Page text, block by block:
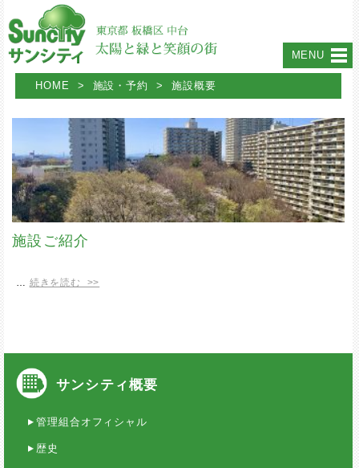
MENU
HOME > 施設・予約 > 施設概要
施設ご紹介
… 続きを読む >>
サンシティ概要
管理組合オフィシャル
歴史